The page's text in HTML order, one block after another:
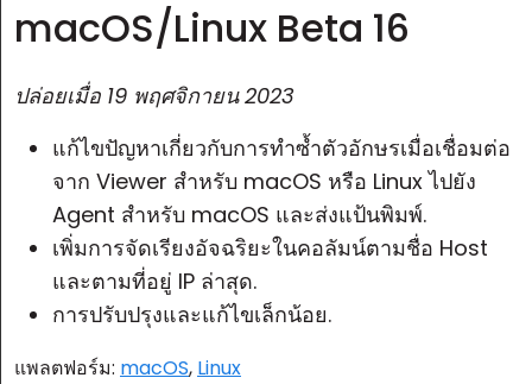
macOS/Linux Beta 16
ปล่อยเมื่อ 19 พฤศจิกายน 2023
แก้ไขปัญหาเกี่ยวกับการทำซ้ำตัวอักษรเมื่อเชื่อมต่อ
จาก Viewer สำหรับ macOS หรือ Linux ไปยัง
Agent สำหรับ macOS และส่งแป้นพิมพ์.
เพิ่มการจัดเรียงอัจฉริยะในคอลัมน์ตามชื่อ Host
และตามที่อยู่ IP ล่าสุด.
การปรับปรุงและแก้ไขเล็กน้อย.
แพลตฟอร์ม: macOS, Linux